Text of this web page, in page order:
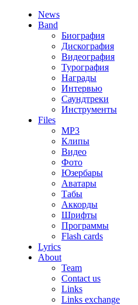
News
Band
Биография
Дискография
Видеография
Турография
Награды
Интервью
Саундтреки
Инструменты
Files
MP3
Клипы
Видео
Фото
Юзербары
Аватары
Табы
Аккорды
Шрифты
Программы
Flash cards
Lyrics
About
Team
Contact us
Links
Links exchange